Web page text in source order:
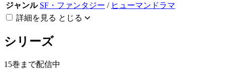
ジャンル SF・ファンタジー / ヒューマンドラマ
詳細を見る とじる
シリーズ
15巻まで配信中